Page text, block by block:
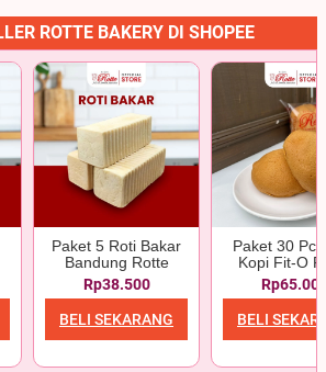
ROTTE BAKERY DI SHOPEE
Paket 5 Roti Bakar
Bandung Rotte
Rp38.500
BELI SEKARANG
Paket 30
Kopi Fit-O
BELI